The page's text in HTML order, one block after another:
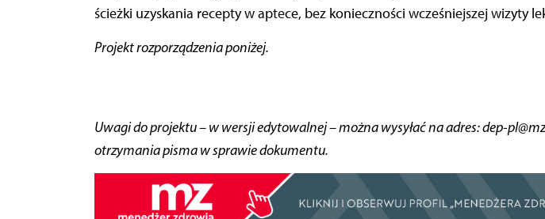
ścieżki uzyskania recepty w aptece, bez konieczności wcześniejszej wizyty
Projekt rozporządzenia poniżej.
Uwagi do projektu – w wersji edytowalnej – można wysyłać na adres: dep-
otrzymania pisma w sprawie dokumentu.